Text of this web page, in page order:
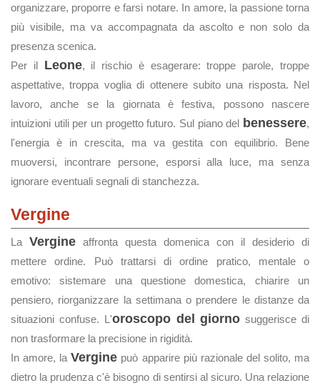
organizzare, proporre e farsi notare. In amore, la passione torna
più visibile, ma va accompagnata da ascolto e non solo da
presenza scenica.
Per il Leone, il rischio è esagerare: troppe parole, troppe
aspettative, troppa voglia di ottenere subito una risposta. Nel
lavoro, anche se la giornata è festiva, possono nascere
intuizioni utili per un progetto futuro. Sul piano del benessere,
l'energia è in crescita, ma va gestita con equilibrio. Bene
muoversi, incontrare persone, esporsi alla luce, ma senza
ignorare eventuali segnali di stanchezza.
Vergine
La Vergine affronta questa domenica con il desiderio di
mettere ordine. Può trattarsi di ordine pratico, mentale o
emotivo: sistemare una questione domestica, chiarire un
pensiero, riorganizzare la settimana o prendere le distanze da
situazioni confuse. L'oroscopo del giorno suggerisce di
non trasformare la precisione in rigidità.
In amore, laVergine può apparire più razionale del solito, ma
dietro la prudenza c'è bisogno di sentirsi al sicuro. Una relazione